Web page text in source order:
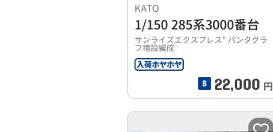
KATO
1/150 285系3000番台
サンライズエクスプレス” パンタグラ
フ増設編成
22,000 円